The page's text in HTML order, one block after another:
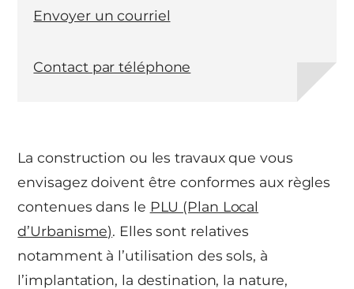
La construction ou les travaux que vous
envisagez doivent être conformes aux règles
contenues dans le PLU (Plan Local
d’Urbanisme). Elles sont relatives
notamment à l’utilisation des sols, à
l’implantation, la destination, la nature,
Envoyer un courriel
Contact par téléphone